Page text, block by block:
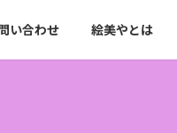
い合わせ 絵美やとは